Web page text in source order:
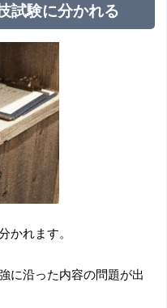
試験に分かれる
かれます。
に沿った内容の問題が出